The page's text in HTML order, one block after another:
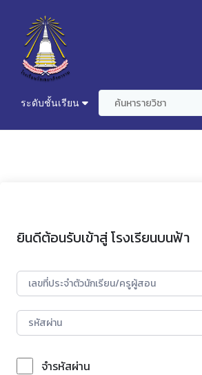
ระดับชั้นเรียน
ยินดีต้อนรับเข้าสู่ โรงเรียนบนฟ้า
จำรหัสผ่าน